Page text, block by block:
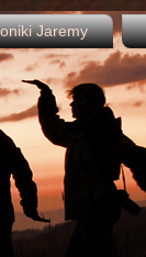
Jaremy